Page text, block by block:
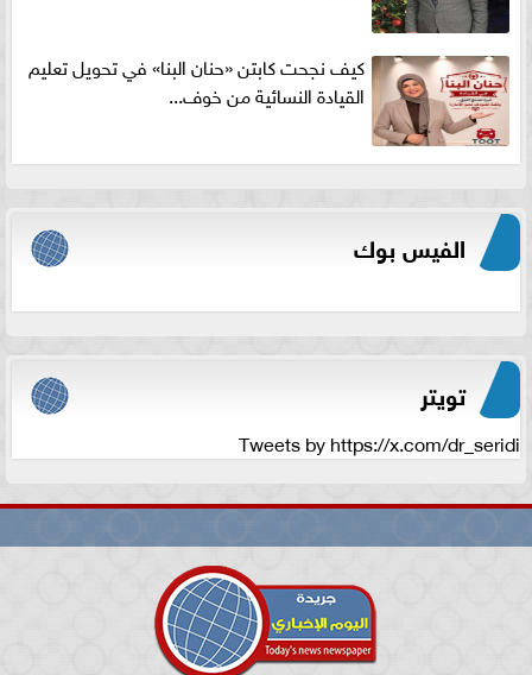
كيف نجحت كابتن «حنان البنا» في تحويل تعليم
القيادة النسائية من خوف...
الفيس بوك
تويتر
Tweets by https://x.com/dr_seridi